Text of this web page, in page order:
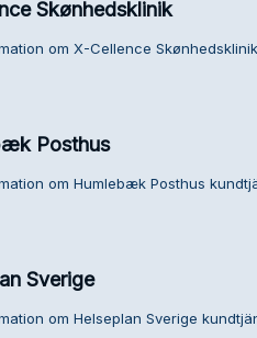
Skønhedsklinik
om X-Cellence
Posthus
om Humlebæk Posthus
Sverige
om Helseplan Sverige